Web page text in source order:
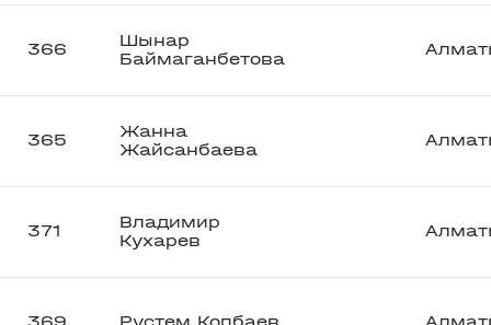
366
Шынар
Баймаганбетова
365
Жанна
Жайсанбаева
371
Владимир
Кухарев